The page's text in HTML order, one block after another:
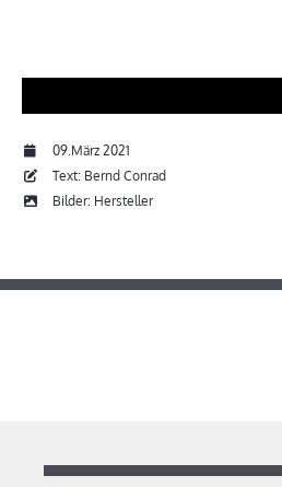
09.März 2021
Text: Bernd Conrad
Bilder: Hersteller